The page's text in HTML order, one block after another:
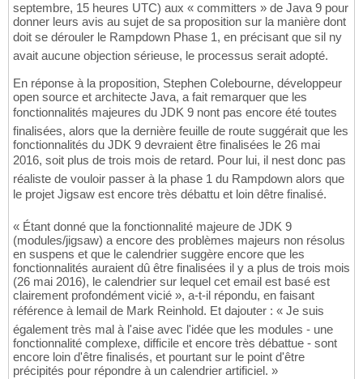
septembre, 15 heures UTC) aux « committers » de Java 9 pour
donner leurs avis au sujet de sa proposition sur la manière dont
doit se dérouler le Rampdown Phase 1, en précisant que sil ny
avait aucune objection sérieuse, le processus serait adopté.
En réponse à la proposition, Stephen Colebourne, développeur
open source et architecte Java, a fait remarquer que les
fonctionnalités majeures du JDK 9 nont pas encore été toutes
finalisées, alors que la dernière feuille de route suggérait que les
fonctionnalités du JDK 9 devraient être finalisées le 26 mai
2016, soit plus de trois mois de retard. Pour lui, il nest donc pas
réaliste de vouloir passer à la phase 1 du Rampdown alors que
le projet Jigsaw est encore très débattu et loin dêtre finalisé.
« Étant donné que la fonctionnalité majeure de JDK 9
(modules/jigsaw) a encore des problèmes majeurs non résolus
en suspens et que le calendrier suggère encore que les
fonctionnalités auraient dû être finalisées il y a plus de trois mois
(26 mai 2016), le calendrier sur lequel cet email est basé est
clairement profondément vicié », a-t-il répondu, en faisant
référence à lemail de Mark Reinhold. Et dajouter : « Je suis
également très mal à l'aise avec l'idée que les modules - une
fonctionnalité complexe, difficile et encore très débattue - sont
encore loin d'être finalisés, et pourtant sur le point d'être
précipités pour répondre à un calendrier artificiel. »